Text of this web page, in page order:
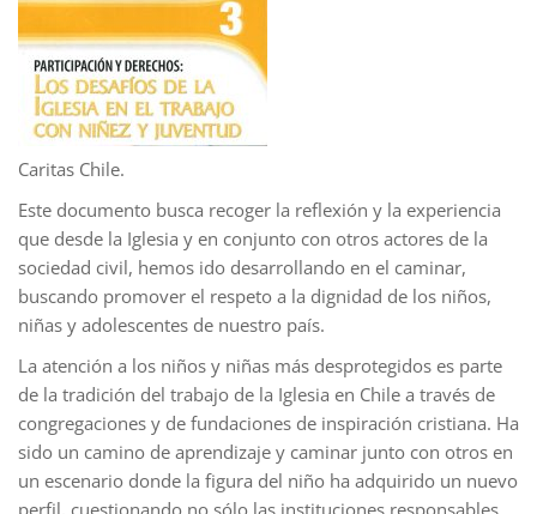
Caritas Chile.
Este documento busca recoger la reflexión y la experiencia
que desde la Iglesia y en conjunto con otros actores de la
sociedad civil, hemos ido desarrollando en el caminar,
buscando promover el respeto a la dignidad de los niños,
niñas y adolescentes de nuestro país.
La atención a los niños y niñas más desprotegidos es parte
de la tradición del trabajo de la Iglesia en Chile a través de
congregaciones y de fundaciones de inspiración cristiana. Ha
sido un camino de aprendizaje y caminar junto con otros en
un escenario donde la figura del niño ha adquirido un nuevo
perfil, cuestionando no sólo las instituciones responsables